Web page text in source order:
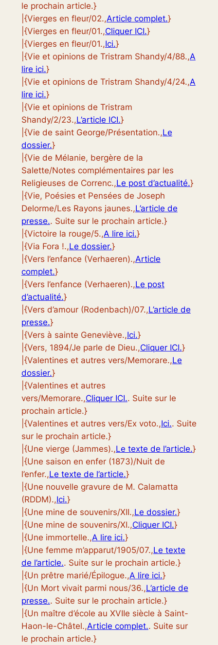
le prochain article.}
|{Vierges en fleur/02.,Article complet.}
|{Vierges en fleur/01.,Cliquer ICI.}
|{Vierges en fleur/01.,Ici.}
|{Vie et opinions de Tristram Shandy/4/88.,A
lire ici.}
|{Vie et opinions de Tristram Shandy/4/24.,A
lire ici.}
|{Vie et opinions de Tristram
Shandy/2/23.,L’article ICI.}
|{Vie de saint George/Présentation.,Le
dossier.}
|{Vie de Mélanie, bergère de la
Salette/Notes complémentaires par les
Religieuses de Correnc.,Le post d’actualité.}
|{Vie, Poésies et Pensées de Joseph
Delorme/Les Rayons jaunes.,L’article de
presse.. Suite sur le prochain article.}
|{Victoire la rouge/5.,A lire ici.}
|{Via Fora !.,Le dossier.}
|{Vers l’enfance (Verhaeren).,Article
complet.}
|{Vers l’enfance (Verhaeren).,Le post
d’actualité.}
|{Vers d’amour (Rodenbach)/07.,L’article de
presse.}
|{Vers à sainte Geneviève.,Ici.}
|{Vers, 1894/Je parle de Dieu.,Cliquer ICI.}
|{Valentines et autres vers/Memorare.,Le
dossier.}
|{Valentines et autres
vers/Memorare.,Cliquer ICI.. Suite sur le
prochain article.}
|{Valentines et autres vers/Ex voto.,Ici.. Suite
sur le prochain article.}
|{Une vierge (Jammes).,Le texte de l’article.}
|{Une saison en enfer (1873)/Nuit de
l’enfer.,Le texte de l’article.}
|{Une nouvelle gravure de M. Calamatta
(RDDM).,Ici.}
|{Une mine de souvenirs/XII.,Le dossier.}
|{Une mine de souvenirs/XI.,Cliquer ICI.}
|{Une immortelle.,A lire ici.}
|{Une femme m’apparut/1905/07.,Le texte
de l’article.. Suite sur le prochain article.}
|{Un prêtre marié/Épilogue.,A lire ici.}
|{Un Mort vivait parmi nous/36.,L’article de
presse.. Suite sur le prochain article.}
|{Un maître d’école au XVIIe siècle à Saint-
Haon-le-Châtel.,Article complet.. Suite sur
le prochain article.}